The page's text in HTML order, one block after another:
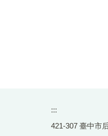
:::
421-307 臺中市